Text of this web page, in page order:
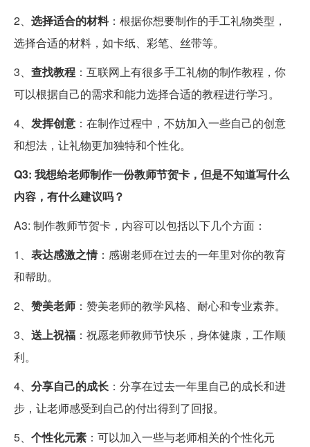
2、 选择适合的材料：根据你想要制作的手工礼物类型，
选择合适的材料，如卡纸、彩笔、丝带等。
3、 查找教程 ：互联网上有很多手工礼物的制作教程，你
可以根据自己的需求和能力选择合适的教程进行学习。
4、 发挥创意 ：在制作过程中，不妨加入一些自己的创意
和想法，让礼物更加独特和个性化。
Q3: 我想给老师制作一份教师节贺卡，但是不知道写什么
内容，有什么建议吗？
A3: 制作教师节贺卡，内容可以包括以下几个方面：
1、 表达感激之情：感谢老师在过去的一年里对你的教育
和帮助。
2、 赞美老师 ：赞美老师的教学风格、耐心和专业素养。
3、 送上祝福 ：祝愿老师教师节快乐，身体健康，工作顺
利。
4、 分享自己的成长 ：分享在过去一年里自己的成长和进
步，让老师感受到自己的付出得到了回报。
5、 个性化元素 ：可以加入一些与老师相关的个性化元